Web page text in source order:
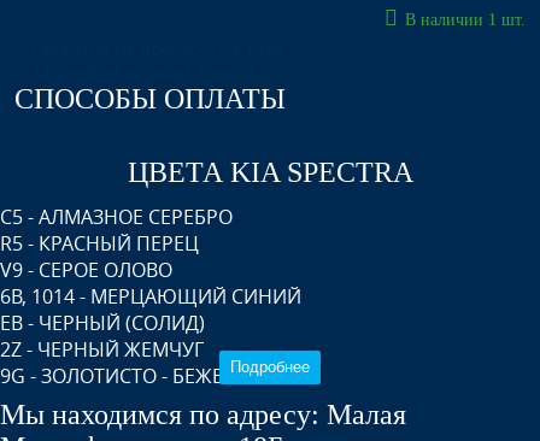
В наличии 1 шт.
СПОСОБЫ ОПЛАТЫ
ЦВЕТА KIA SPECTRA
C5 - АЛМАЗНОЕ СЕРЕБРО
R5 - КРАСНЫЙ ПЕРЕЦ
V9 - СЕРОЕ ОЛОВО
6B, 1014 - МЕРЦАЮЩИЙ СИНИЙ
EB - ЧЕРНЫЙ (СОЛИД)
2Z - ЧЕРНЫЙ ЖЕМЧУГ
9G - ЗОЛОТИСТО - БЕЖЕВЫЙ
WN, 471 - ТЕМНО - СИНИЙ
UD - CLEAR WHITE (СОЛИД)
Подробнее
Мы находимся по адресу: Малая